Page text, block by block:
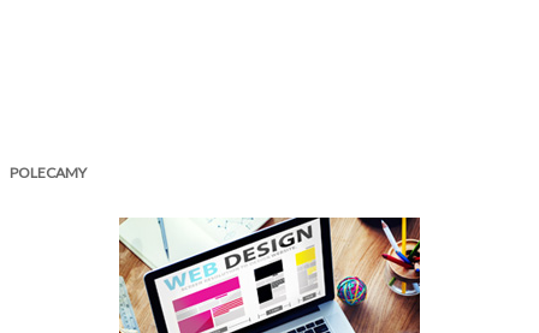
POLECAMY